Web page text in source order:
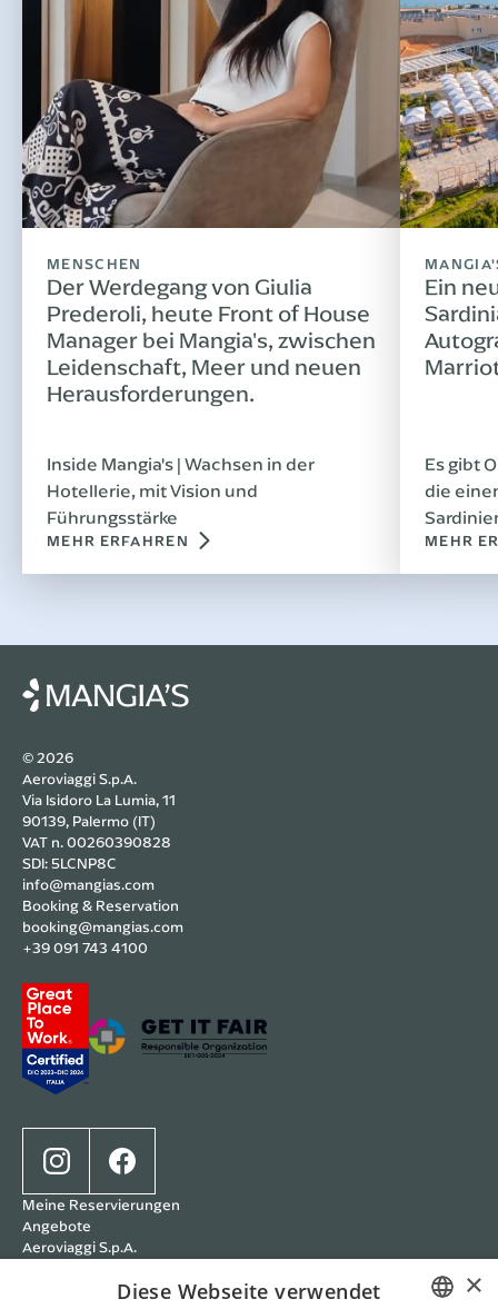
MENSCHEN
Der Werdegang von Giulia
Prederoli, heute Front of House
Manager bei Mangia's, zwischen
Leidenschaft, Meer und neuen
Herausforderungen.
Inside Mangia's | Wachsen in der
Hotellerie, mit Vision und
Führungsstärke
MEHR ERFAHREN
Ein
Es gibt
die
MEHR
© 2026
Aeroviaggi S.p.A.
Via Isidoro La Lumia, 11
90139, Palermo (IT)
VAT n. 00260390828
SDI: 5LCNP8C
info@mangias.com
Booking & Reservation
booking@mangias.com
+39 091 743 4100
Meine Reservierungen
Angebote
Aeroviaggi S.p.A.
MDestinations
×
Diese Webseite verwendet